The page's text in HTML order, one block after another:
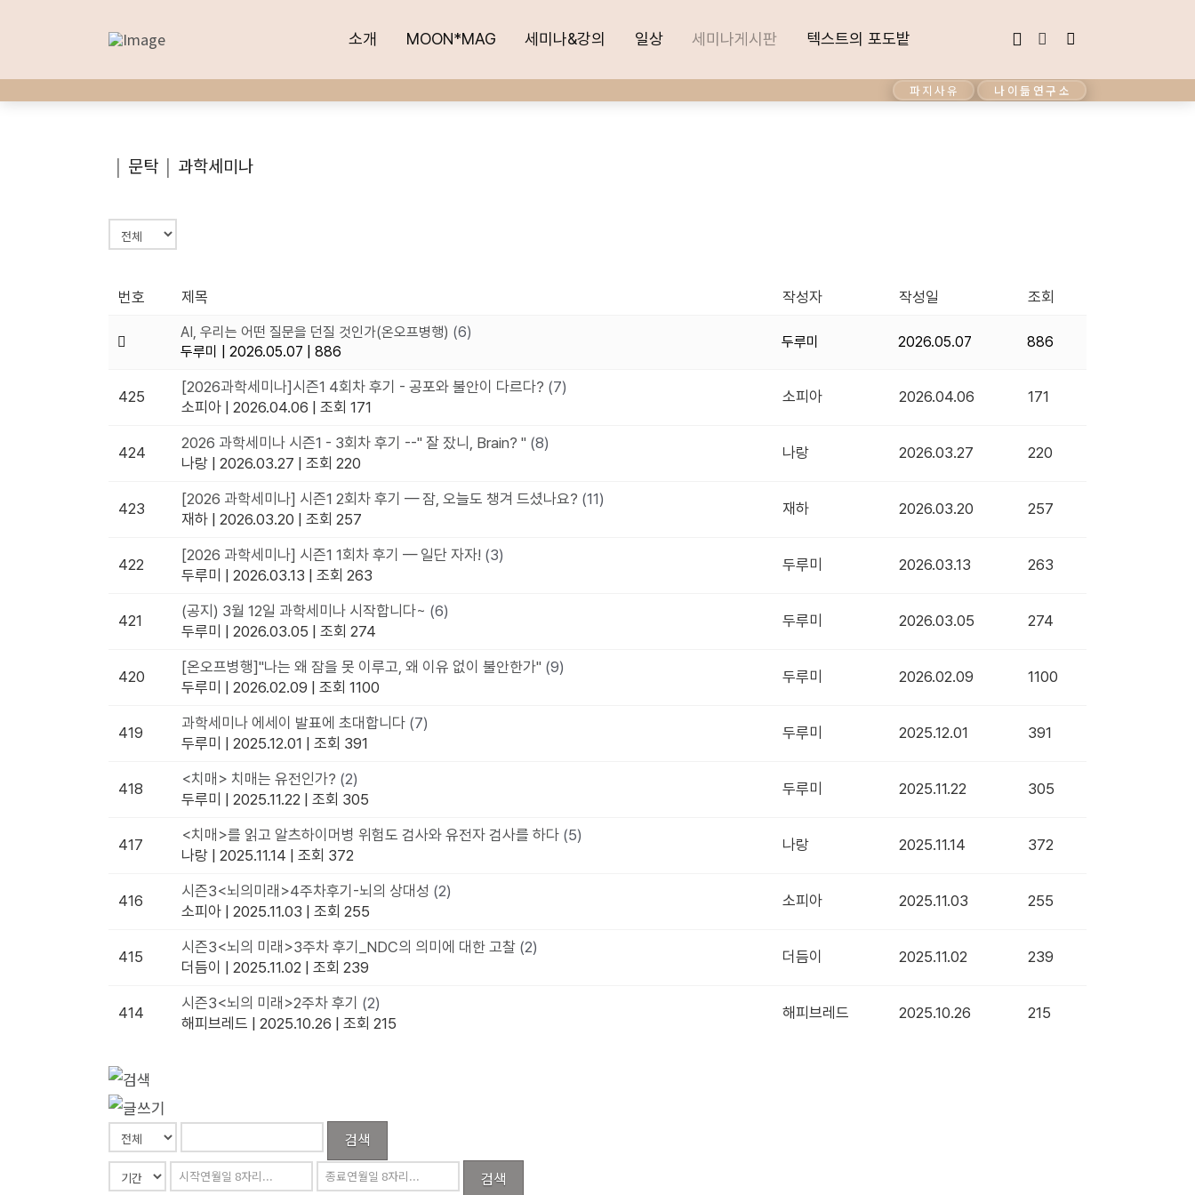
소개 MOON*MAG 세미나&강의 일상 세미나게시판 텍스트의 포도밭
소개 MOON*MAG 세미나&강의 일상 세미나게시판 텍스트의 포도밭
파지사유 나이듦연구소
| 문탁 | 과학세미나
번호 제목 작성자 작성일 조회
AI, 우리는 어떤 질문을 던질 것인가(온오프병행) (6)
두루미
2026.05.07 886
두루미 2026.05.07 886
425
[2026과학세미나]시즌1 4회차 후기 - 공포와 불안이 다르다? (7)
소피아
2026.04.06 조회 171
소피아 2026.04.06 171
424
2026 과학세미나 시즌1 - 3회차 후기 --" 잘 잤니, Brain? " (8)
나랑
2026.03.27 조회 220
나랑 2026.03.27 220
423
[2026 과학세미나] 시즌1 2회차 후기 — 잠, 오늘도 챙겨 드셨나요? (11)
재하
2026.03.20 조회 257
재하 2026.03.20 257
422
[2026 과학세미나] 시즌1 1회차 후기 — 일단 자자! (3)
두루미
2026.03.13 조회 263
두루미 2026.03.13 263
421
(공지) 3월 12일 과학세미나 시작합니다~ (6)
두루미
2026.03.05 조회 274
두루미 2026.03.05 274
420
[온오프병행]"나는 왜 잠을 못 이루고, 왜 이유 없이 불안한가" (9)
두루미
2026.02.09 조회 1100
두루미 2026.02.09 1100
419
과학세미나 에세이 발표에 초대합니다 (7)
두루미
2025.12.01 조회 391
두루미 2025.12.01 391
418
<치매> 치매는 유전인가? (2)
두루미
2025.11.22 조회 305
두루미 2025.11.22 305
417
<치매>를 읽고 알츠하이머병 위험도 검사와 유전자 검사를 하다 (5)
나랑
2025.11.14 조회 372
나랑 2025.11.14 372
416
시즌3<뇌의미래>4주차후기-뇌의 상대성 (2)
소피아
2025.11.03 조회 255
소피아 2025.11.03 255
415
시즌3<뇌의 미래>3주차 후기_NDC의 의미에 대한 고찰 (2)
더듬이
2025.11.02 조회 239
더듬이 2025.11.02 239
414
시즌3<뇌의 미래>2주차 후기 (2)
해피브레드
2025.10.26 조회 215
해피브레드 2025.10.26 215
검색
검색